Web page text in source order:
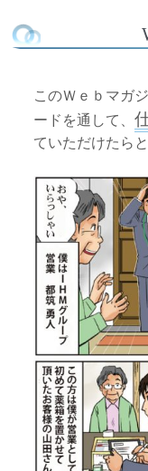
このＷｅｂマガ
ードを通して、
ていただけたら